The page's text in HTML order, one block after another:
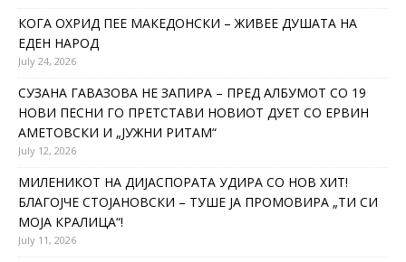
КОГА ОХРИД ПЕЕ МАКЕДОНСКИ – ЖИВЕЕ ДУШАТА НА
ЕДЕН НАРОД
July 24, 2026
СУЗАНА ГАВАЗОВА НЕ ЗАПИРА – ПРЕД АЛБУМОТ СО 19
НОВИ ПЕСНИ ГО ПРЕТСТАВИ НОВИОТ ДУЕТ СО ЕРВИН
АМЕТОВСКИ И „ЈУЖНИ РИТАМ“
July 12, 2026
МИЛЕНИКОТ НА ДИЈАСПОРАТА УДИРА СО НОВ ХИТ!
БЛАГОЈЧЕ СТОЈАНОВСКИ – ТУШЕ ЈА ПРОМОВИРА „ТИ СИ
МОЈА КРАЛИЦА“!
July 11, 2026